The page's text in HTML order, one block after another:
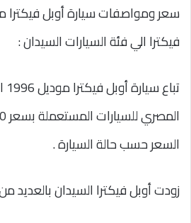
فيكترا الي فئة السيارات السيدان :
السعر حسب حالة السيارة .
زودت أوبل فيكترا السيدان بالعديد